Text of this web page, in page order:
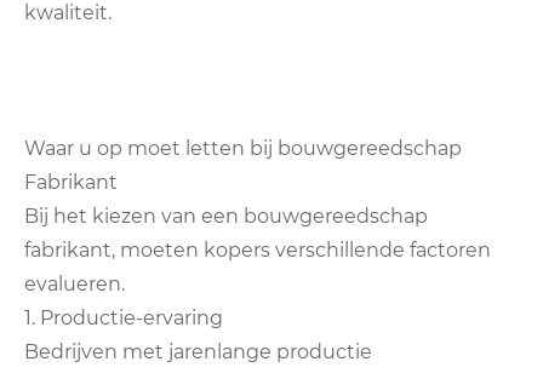
kwaliteit.
Waar u op moet letten bij bouwgereedschap
Fabrikant
Bij het kiezen van een bouwgereedschap
fabrikant, moeten kopers verschillende factoren
evalueren.
1. Productie-ervaring
Bedrijven met jarenlange productie